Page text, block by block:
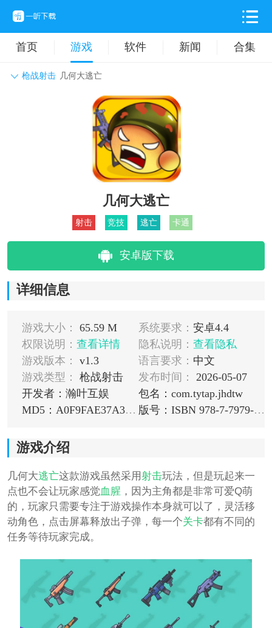
首页 游戏 软件 新闻 合集
枪战射击 几何大逃亡
动作格斗 休闲益智
卡牌对战 音乐舞蹈
挂机养成
几何大逃亡
射击 竞技 逃亡 卡通
安卓版下载
详细信息
游戏大小： 65.59 M 系统要求： 安卓4.4
权限说明： 查看详情 隐私说明： 查看隐私
游戏版本：
v1.3 语言要求： 中文
游戏类型：
枪战射击 发布时间：
2026-05-07
开发者：瀚叶互娱
包名：com.tytap.jhdtw
MD5：A0F9FAE37A3782FBB50AB08EB98E7C88
版号：ISBN 978-7-7979-7565-0
游戏介绍
几何大逃亡这款游戏虽然采用射击玩法，但是玩起来一
点也不会让玩家感觉血腥 ，因为主角都是非常可爱Q萌
的，玩家只需要专注于游戏操作本身就可以了，灵活移
动角色，点击屏幕释放出子弹，每一个关卡都有不同的
任务等待玩家完成。